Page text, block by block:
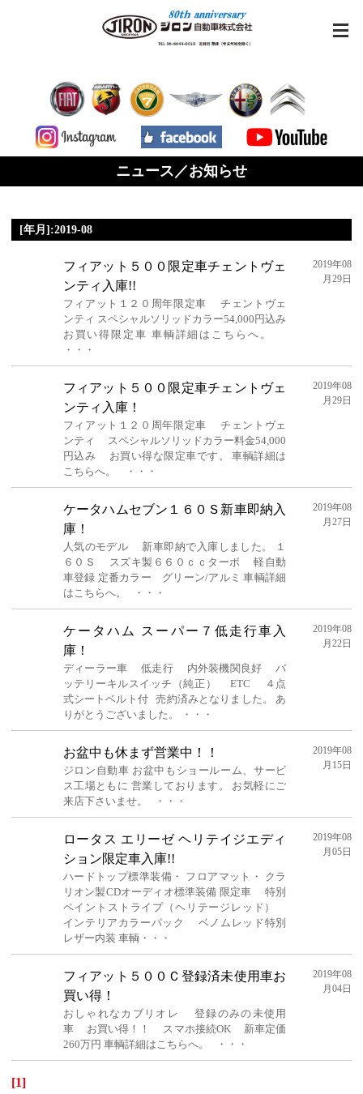
ニュース／お知らせ
[年月]:2019-08
フィアット５００限定車チェントヴェ
ンティ入庫!!
フィアット１２０周年限定車 チェントヴェ
ンティ スペシャルソリッドカラー54,000円込み
お買い得限定車 車輌詳細はこちらへ。
・・・
2019年08
月29日
フィアット５００限定車チェントヴェ
ンティ入庫！
フィアット１２０周年限定車 チェントヴェ
ンティ スペシャルソリッドカラー料金54,000
円込み お買い得な限定車です。 車輌詳細は
こちらへ。 ・・・
2019年08
月29日
ケータハムセブン１６０Ｓ新車即納入
庫！
人気のモデル 新車即納で入庫しました。 １
６０Ｓ スズキ製６６０ｃｃターボ 軽自動
車登録 定番カラー グリーン/アルミ 車輌詳細
はこちらへ。 ・・・
2019年08
月27日
ケータハム スーパー７低走行車入
庫！
ディーラー車 低走行 内外装機関良好 バ
ッテリーキルスイッチ（純正） ETC ４点
式シートベルト付 売約済みとなりました。 あ
りがとうございました。 ・・・
2019年08
月22日
お盆中も休まず営業中！！
ジロン自動車 お盆中もショールーム、サービ
ス工場ともに 営業しております。 お気軽にご
来店下さいませ。 ・・・
2019年08
月15日
ロータス エリーゼ ヘリテイジエディ
ション限定車入庫!!
ハードトップ標準装備・ フロアマット・ クラ
リオン製CDオーディオ標準装備 限定車 特別
ペイントストライプ（ヘリテージレッド）
インテリアカラーパック ベノムレッド特別
レザー内装 車輌・・・
2019年08
月05日
フィアット５００Ｃ登録済未使用車お
買い得！
おしゃれなカブリオレ 登録のみの未使用
車 お買い得！！ スマホ接続OK 新車定価
260万円 車輌詳細はこちらへ。 ・・・
2019年08
月04日
[1]